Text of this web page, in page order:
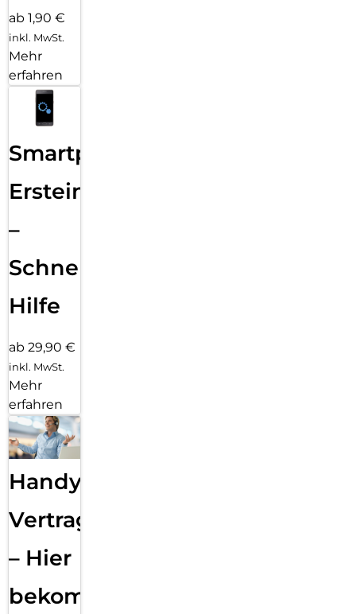
ab 1,90 €
inkl. MwSt.
Mehr
erfahren
Smartphone
Ersteinrichtung
–
Schnelle
Hilfe
ab 29,90 €
inkl. MwSt.
Mehr
erfahren
Handy
Vertragsabwicklung
– Hier
bekommst